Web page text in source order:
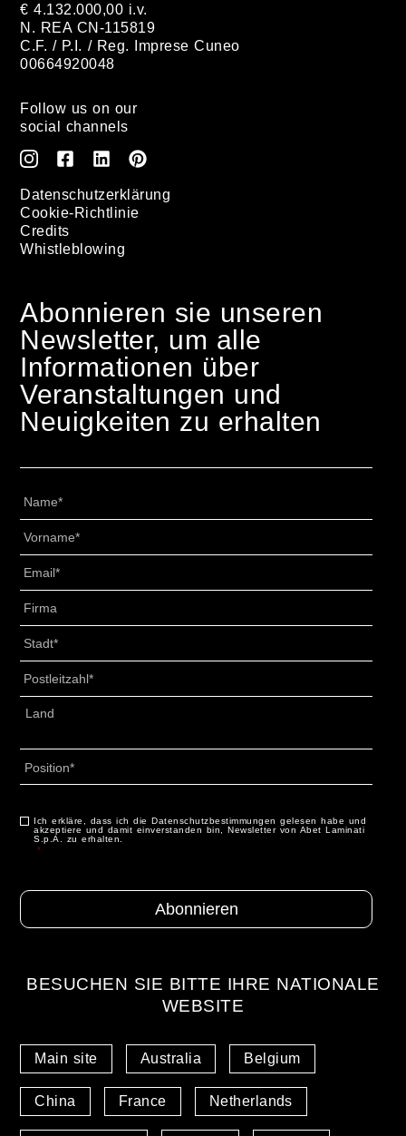
€ 4.132.000,00 i.v.
N. REA CN-115819
C.F. / P.I. / Reg. Imprese Cuneo
00664920048
Follow us on our
social channels
Datenschutzerklärung
Cookie-Richtlinie
Credits
Whistleblowing
Abonnieren sie unseren
Newsletter, um alle
Informationen über
Veranstaltungen und
Neuigkeiten zu erhalten
Titolo
Indirizzo
Land
Consenso *
Ich erkläre, dass ich die Datenschutzbestimmungen gelesen habe und
akzeptiere und damit einverstanden bin, Newsletter von Abet Laminati
S.p.A. zu erhalten.
*
BESUCHEN SIE BITTE IHRE NATIONALE
WEBSITE
Main site Australia Belgium
China France Netherlands